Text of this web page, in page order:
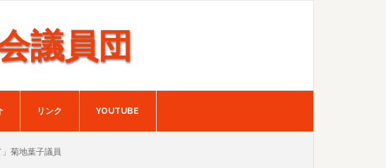
議員団
リンク YOUTUBE
菊地葉子議員